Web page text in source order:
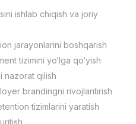
TOP
TOP
ishlab chiqish va joriy
jarayonlarini boshqarish
tizimini yo‘lga qo‘yish
nazorat qilish
brandingni rivojlantirish
tizimlarini yaratish
Korxonalar Profil